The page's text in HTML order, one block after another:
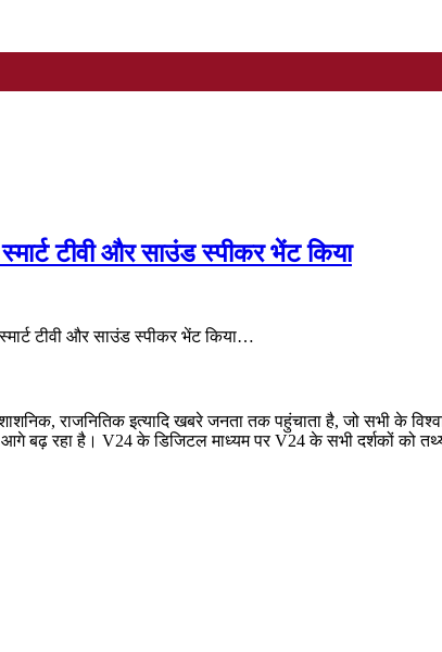
टीवी और साउंड स्पीकर भेंट किया
टीवी और साउंड स्पीकर भेंट किया…
राजनितिक इत्यादि खबरे जनता तक पहुंचाता है, जो सभी के
रहा है। V24 के डिजिटल माध्यम पर V24 के सभी दर्शकों को